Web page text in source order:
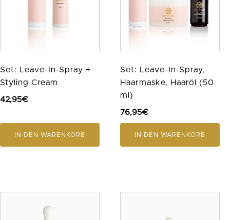
Set: Leave-In-Spray +
Styling Cream
42,95€
IN DEN WARENKORB
Set: Leave-In-Spray,
Haarmaske, Haaröl (50
ml)
76,95€
IN DEN WARENKORB